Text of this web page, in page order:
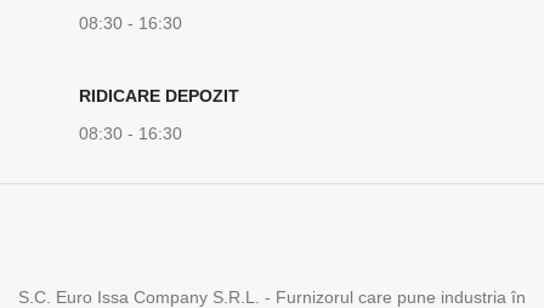
08:30 - 16:30
RIDICARE DEPOZIT
08:30 - 16:30
S.C. Euro Issa Company S.R.L. - Furnizorul care pune industria în